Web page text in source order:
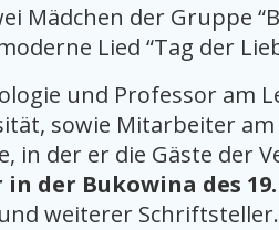
Mädchen der Gruppe
Lied “Tag der
und Professor am
sowie Mitarbeiter
in der er die Gäste der
der Bukowina des
weiterer Schriftsteller.